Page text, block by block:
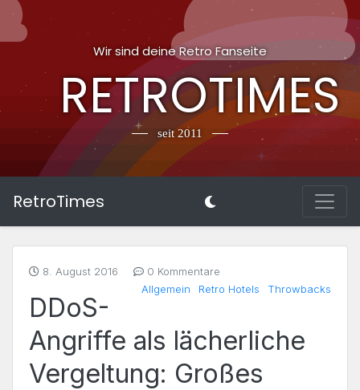
Wir sind deine Retro Fanseite
RETROTIMES
seit 2011
RetroTimes
8. August 2016
0 Kommentare
Allgemein
Retro Hotels Throwbacks
DDoS-
Angriffe als lächerliche
Vergeltung: Großes